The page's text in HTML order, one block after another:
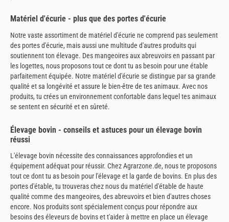
Matériel d'écurie - plus que des portes d'écurie
Notre vaste assortiment de matériel d'écurie ne comprend pas seulement
des portes d'écurie, mais aussi une multitude d'autres produits qui
soutiennent ton élevage. Des mangeoires aux abreuvoirs en passant par
les logettes, nous proposons tout ce dont tu as besoin pour une étable
parfaitement équipée. Notre matériel d'écurie se distingue par sa grande
qualité et sa longévité et assure le bien-être de tes animaux. Avec nos
produits, tu crées un environnement confortable dans lequel tes animaux
se sentent en sécurité et en sûreté.
Élevage bovin - conseils et astuces pour un élevage bovin
réussi
L'élevage bovin nécessite des connaissances approfondies et un
équipement adéquat pour réussir. Chez Agrarzone.de, nous te proposons
tout ce dont tu as besoin pour l'élevage et la garde de bovins. En plus des
portes d'étable, tu trouveras chez nous du matériel d'étable de haute
qualité comme des mangeoires, des abreuvoirs et bien d'autres choses
encore. Nos produits sont spécialement conçus pour répondre aux
besoins des éleveurs de bovins et t'aider à mettre en place un élevage